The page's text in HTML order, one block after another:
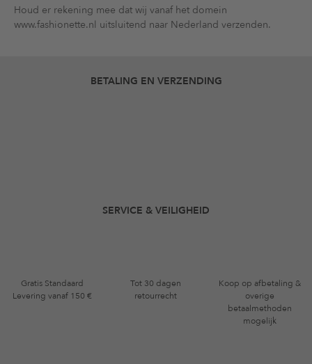
Houd er rekening mee dat wij vanaf het domein
www.fashionette.nl uitsluitend naar Nederland verzenden.
BETALING EN VERZENDING
SERVICE & VEILIGHEID
Gratis Standaard
Levering vanaf 150 €
Tot 30 dagen
retourrecht
Koop op afbetaling &
overige
betaalmethoden
mogelijk